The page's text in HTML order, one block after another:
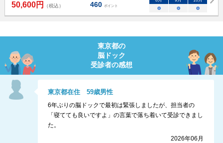
50,600円 （税込） 460 ポイント ○ ○ ○
東京都の
脳ドック
受診者の感想
東京都在住59歳男性
6年ぶりの脳ドックで最初は緊張しましたが、担当者の
「寝てても良いですよ」の言葉で落ち着いて受診できまし
た。
2026年06月